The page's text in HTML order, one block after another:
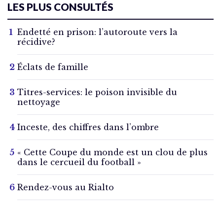
LES PLUS CONSULTÉS
Endetté en prison: l’autoroute vers la
récidive?
Éclats de famille
Titres-services: le poison invisible du
nettoyage
Inceste, des chiffres dans l’ombre
« Cette Coupe du monde est un clou de plus
dans le cercueil du football »
Rendez-vous au Rialto